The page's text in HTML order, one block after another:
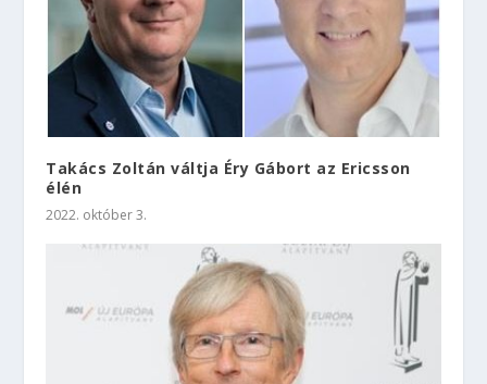
Takács Zoltán váltja Éry Gábort az Ericsson
élén
2022. október 3.